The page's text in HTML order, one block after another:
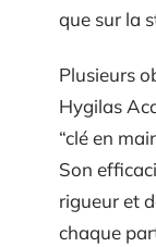
que sur la
Plusieurs
Hygilas
“clé en
Son
rigueur et
chaque